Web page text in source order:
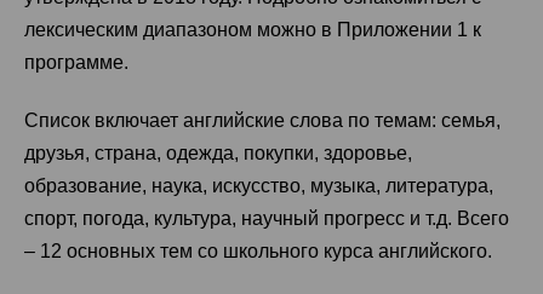
лексическим диапазоном можно в Приложении 1 к
программе.
Список включает английские слова по темам: семья,
друзья, страна, одежда, покупки, здоровье,
образование, наука, искусство, музыка, литература,
спорт, погода, культура, научный прогресс и т.д. Всего
– 12 основных тем со школьного курса английского.